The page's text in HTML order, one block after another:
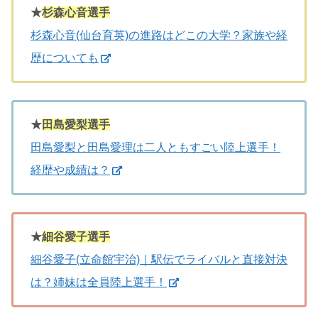
★杉森心音選手
杉森心音(仙台育英)の進路はどこの大学？家族や経
歴についても
★田島愛梨選手
田島愛梨と田島愛理は二人ともすごい陸上選手！
経歴や成績は？
★細谷愛子選手
細谷愛子(立命館宇治)｜駅伝でライバルと直接対決
は？姉妹は全員陸上選手！